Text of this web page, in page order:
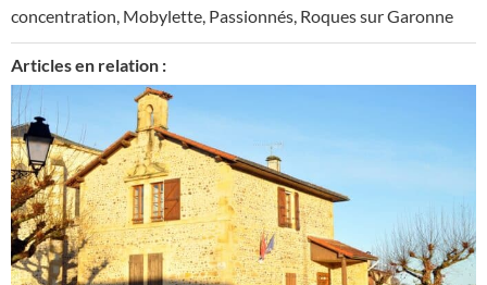
concentration, Mobylette, Passionnés, Roques sur Garonne
Articles en relation :